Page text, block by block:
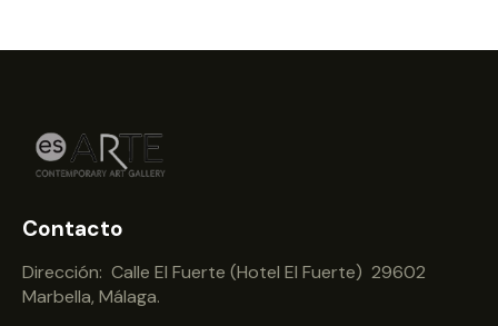
Contacto
Dirección: Calle El Fuerte (Hotel El Fuerte) 29602
Marbella, Málaga.